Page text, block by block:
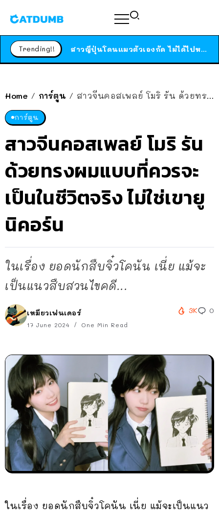
Trending!! ได้เวลาเด็กหนวดรวมตัว RF Online Next เปิดให้เล่นแล้ว เกม Sci-Fi MMORPG ระดับตำนาน เล่นได้ทั้งมือถือและ PC
Home / การ์ตูน / สาวจีนคอสเพลย์ โมริ รัน ด้วยทรงผมแบบที่ควรจะเป็นในชีวิตจริง ไม่ใช่เขายูนิคอร์น
การ์ตูน
สาวจีนคอสเพลย์ โมริ รัน
ด้วยทรงผมแบบที่ควรจะ
เป็นในชีวิตจริง ไม่ใช่เขายู
นิคอร์น
ในเรื่อง ยอดนักสืบจิ๋วโคนัน เนี่ย แม้จะ
เป็นแนวสืบสวนไขคดี...
เหมียวเฟนเดอร์
17 June 2024 One Min Read
3K 0
ในเรื่อง ยอดนักสืบจิ๋วโคนัน เนี่ย แม้จะเป็นแนว